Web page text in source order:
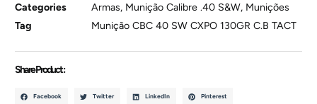
Categories
Armas, Munição Calibre .40 S&W, Munições
Tag
Munição CBC 40 SW CXPO 130GR C.B TACT
Share Product :
Facebook Twitter LinkedIn Pinterest